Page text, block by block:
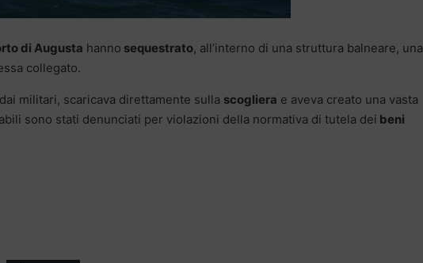
di Augusta hanno sequestrato, all’interno di una struttura balneare, una
collegato.
militari, scaricava direttamente sulla scogliera e aveva creato una vasta
sono stati denunciati per violazioni della normativa di tutela dei beni